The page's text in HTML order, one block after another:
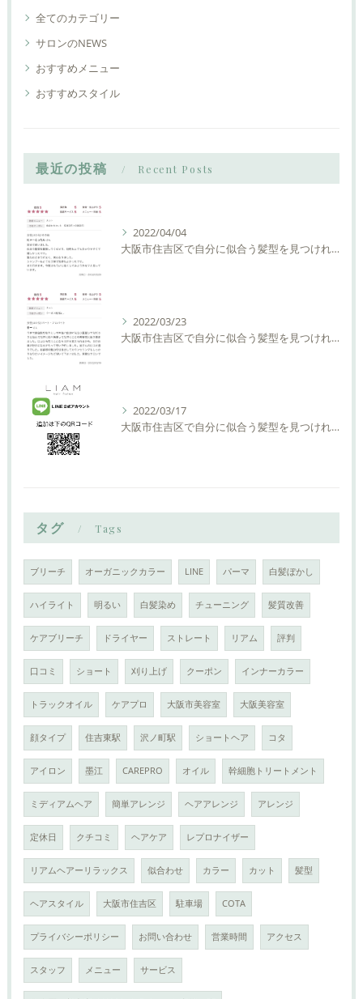
全てのカテゴリー
サロンのNEWS
おすすめメニュー
おすすめスタイル
最近の投稿 Recent Posts
2022/04/04
大阪市住吉区で自分に似合う髪型を見つけれる美容室ーLIAM hair Relaxーリアムヘアーリラックス
2022/03/23
大阪市住吉区で自分に似合う髪型を見つけれる美容室ーLIAM hair Relaxーリアムヘアーリラックス
2022/03/17
大阪市住吉区で自分に似合う髪型を見つけれる美容室ーLIAM hair Relaxーリアムヘアーリラックス
タグ Tags
ブリーチ オーガニックカラー LINE パーマ 白髪ぼかし
ハイライト 明るい 白髪染め チューニング 髪質改善
ケアブリーチ ドライヤー ストレート リアム 評判
口コミ ショート 刈り上げ クーポン インナーカラー
トラックオイル ケアプロ 大阪市美容室 大阪美容室
顔タイプ 住吉東駅 沢ノ町駅 ショートヘア コタ
アイロン 墨江 CAREPRO オイル 幹細胞トリートメント
ミディアムヘア 簡単アレンジ ヘアアレンジ アレンジ
定休日 クチコミ ヘアケア レプロナイザー
リアムヘアーリラックス 似合わせ カラー カット 髪型
ヘアスタイル 大阪市住吉区 駐車場 COTA
プライバシーポリシー お問い合わせ 営業時間 アクセス
スタッフ メニュー サービス